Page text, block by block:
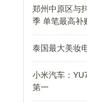
郑州中原区与
季 单笔最高补
泰国最大美妆
小米汽车：
第一